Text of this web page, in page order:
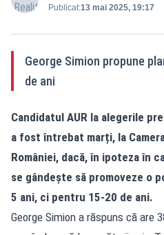
Publicat:13 mai 2025, 19:17
George Simion propune
de ani
Candidatul AUR la alegerile
a fost întrebat marți, la
României, dacă, în ipoteza în
se gândește să promoveze o
5 ani, ci pentru 15-20 de ani.
George Simion a răspuns că are